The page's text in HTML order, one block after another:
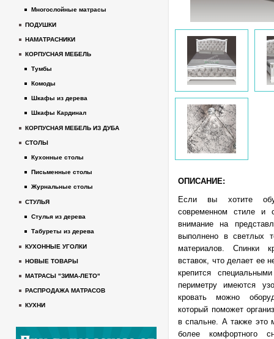
ОПИСАНИЕ:
Если вы хотите
современном стиле и
внимание на
выполнено в светлых
материалов. Спинки
вставок, что делает ее
крепится
периметру имеются
кровать можно
который поможет
в спальне. А также это
более комфортного
Многослойные матрасы
ПОДУШКИ
НАМАТРАСНИКИ
КОРПУСНАЯ МЕБЕЛЬ
Тумбы
Комоды
Шкафы из дерева
Шкафы Кардинал
КОРПУСНАЯ МЕБЕЛЬ ИЗ ДУБА
СТОЛЫ
Кухонные столы
Письменные столы
Журнальные столы
СТУЛЬЯ
Стулья из дерева
Табуреты из дерева
КУХОННЫЕ УГОЛКИ
НОВЫЕ ТОВАРЫ
МАТРАСЫ "ЗИМА-ЛЕТО"
РАСПРОДАЖА МАТРАСОВ
КУХНИ